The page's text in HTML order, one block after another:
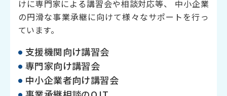
けに専門家による講習会や相談対応等、 中小企業
の円滑な事業承継に向けて様々なサポートを行っ
ています。
支援機関向け講習会
専門家向け講習会
中小企業者向け講習会